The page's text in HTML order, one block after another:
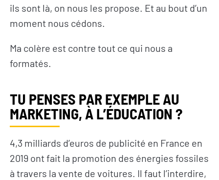
ils sont là, on nous les propose. Et au bout d’un
moment nous cédons.
Ma colère est contre tout ce qui nous a
formatés.
TU PENSES PAR EXEMPLE AU
MARKETING, À L’ÉDUCATION ?
4,3 milliards d’euros de publicité en France en
2019 ont fait la promotion des énergies fossiles
à travers la vente de voitures. Il faut l’interdire,